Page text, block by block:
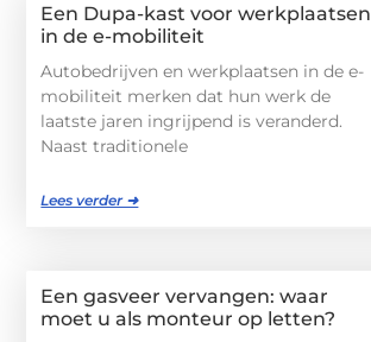
Een Dupa-kast voor werkplaatsen
in de e-mobiliteit
Autobedrijven en werkplaatsen in de e-
mobiliteit merken dat hun werk de
laatste jaren ingrijpend is veranderd.
Naast traditionele
Lees verder ➜
Een gasveer vervangen: waar
moet u als monteur op letten?